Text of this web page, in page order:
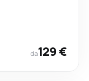
da129 €